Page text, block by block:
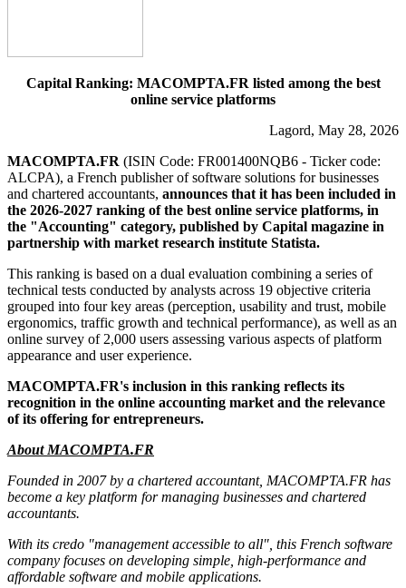
Capital Ranking: MACOMPTA.FR listed among the best
online service platforms
Lagord, May 28, 2026
MACOMPTA.FR (ISIN Code: FR001400NQB6 - Ticker code:
ALCPA), a French publisher of software solutions for businesses
and chartered accountants, announces that it has been included in
the 2026-2027 ranking of the best online service platforms, in
the "Accounting" category, published by Capital magazine in
partnership with market research institute Statista.
This ranking is based on a dual evaluation combining a series of
technical tests conducted by analysts across 19 objective criteria
grouped into four key areas (perception, usability and trust, mobile
ergonomics, traffic growth and technical performance), as well as an
online survey of 2,000 users assessing various aspects of platform
appearance and user experience.
MACOMPTA.FR's inclusion in this ranking reflects its
recognition in the online accounting market and the relevance
of its offering for entrepreneurs.
About MACOMPTA.FR
Founded in 2007 by a chartered accountant, MACOMPTA.FR has
become a key platform for managing businesses and chartered
accountants.
With its credo "management accessible to all", this French software
company focuses on developing simple, high-performance and
affordable software and mobile applications.